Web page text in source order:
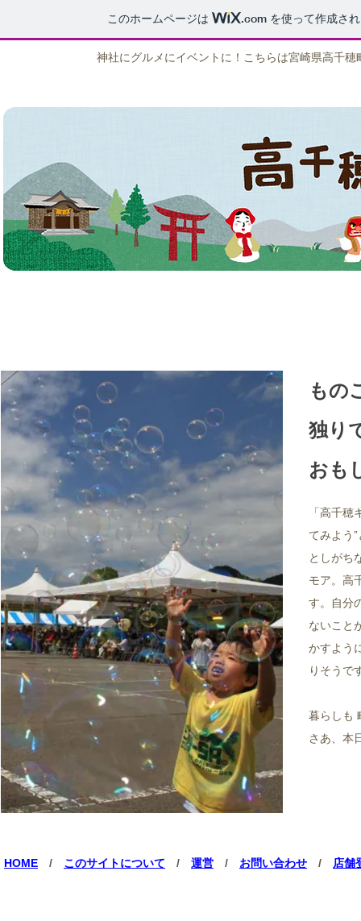
このホームページは .com を使って作成さ
神社にグルメにイベントに！こちらは宮崎県高千
もの
独り
おも
「高千
てみよう
としがち
モア。高
す。自分
ないこと
かすよう
りそうで
暮らしも
さあ、本
HOME / このサイトについて / 運営 / お問い合わせ / 店舗